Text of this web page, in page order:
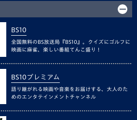
BS10
全国無料のBS放送局『BS10』。クイズにゴルフに
映画に麻雀、楽しい番組てんこ盛り！
BS10プレミアム
語り継がれる映画や音楽をお届けする、大人のた
めのエンタテインメントチャンネル